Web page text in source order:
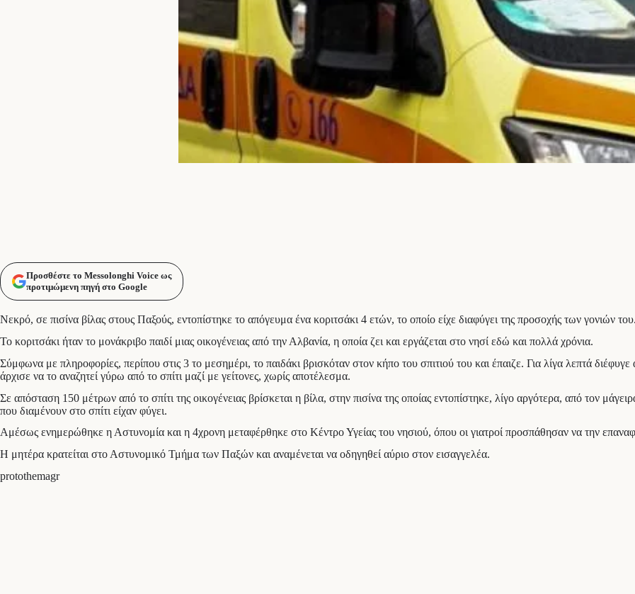
Προσθέστε το Messolonghi Voice ως
προτιμώμενη πηγή στο Google
Νεκρό, σε πισίνα βίλας στους Παξούς, εντοπίστηκε το απόγευμα ένα κοριτσάκι 4 ετών, το οποίο είχε διαφύγει της προσοχής των γονιών του.
Το κοριτσάκι ήταν το μονάκριβο παιδί μιας οικογένειας από την Αλβανία, η οποία ζει και εργάζεται στο νησί εδώ και πολλά χρόνια.
Σύμφωνα με πληροφορίες, περίπου στις 3 το μεσημέρι, το παιδάκι βρισκόταν στον κήπο του σπιτιού του και έπαιζε. Για λίγα λεπτά
άρχισε να το αναζητεί γύρω από το σπίτι μαζί με γείτονες, χωρίς αποτέλεσμα.
Σε απόσταση 150 μέτρων από το σπίτι της οικογένειας βρίσκεται η βίλα, στην πισίνα της οποίας εντοπίστηκε, λίγο αργότερα, από τον
που διαμένουν στο σπίτι είχαν φύγει.
Αμέσως ενημερώθηκε η Αστυνομία και η 4χρονη μεταφέρθηκε στο Κέντρο Υγείας του νησιού, όπου οι γιατροί προσπάθησαν να την
Η μητέρα κρατείται στο Αστυνομικό Τμήμα των Παξών και αναμένεται να οδηγηθεί αύριο στον εισαγγελέα.
protothemagr